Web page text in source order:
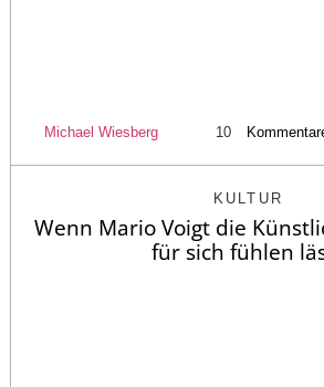
Michael Wiesberg 10
KULTUR
Wenn Mario Voigt die
für sich fühlen